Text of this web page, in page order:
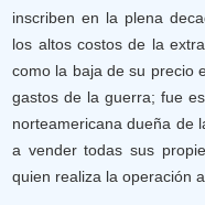
inscriben en la plena
los altos costos de la
como la baja de su precio
gastos de la guerra; fue
norteamericana dueña de
a vender todas sus
quien realiza la operación